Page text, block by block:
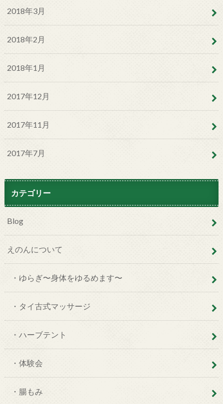
2018年3月
2018年2月
2018年1月
2017年12月
2017年11月
2017年7月
カテゴリー
Blog
えのんについて
・ゆらぎ〜身体をゆるめます〜
・タイ古式マッサージ
・ハーブテント
・体験会
・腸もみ